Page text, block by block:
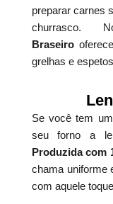
preparar carnes
churrasco.
Braseiro
grelhas e
Se você tem
seu forno a
Produzida com
chama uniforme
com aquele